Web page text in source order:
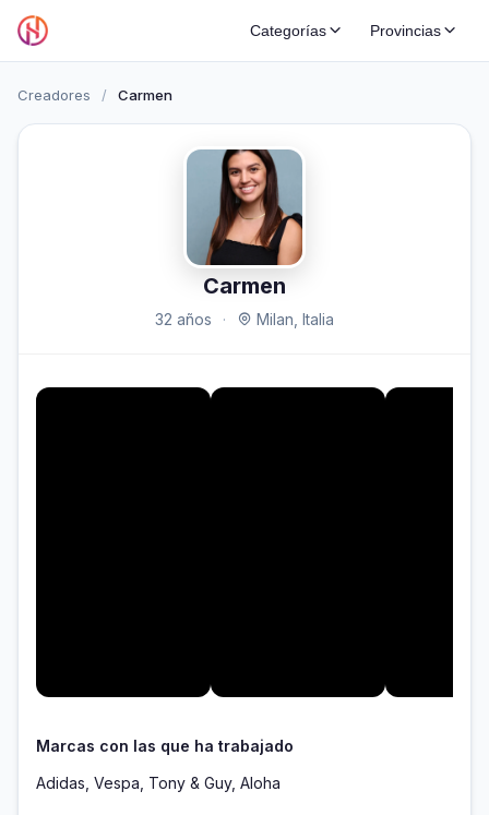
Categorías Provincias
Creadores / Carmen
Carmen
32 años · Milan, Italia
Marcas con las que ha trabajado
Adidas, Vespa, Tony & Guy, Aloha